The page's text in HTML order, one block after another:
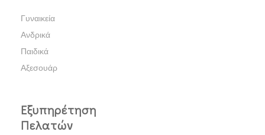
Γυναικεία
Ανδρικά
Παιδικά
Αξεσουάρ
Εξυπηρέτηση
Πελατών